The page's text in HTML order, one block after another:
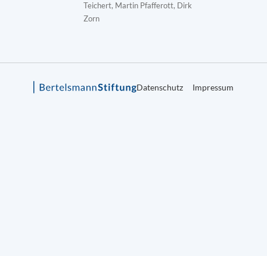
Teichert, Martin Pfafferott, Dirk
Zorn
Datenschutz Impressum